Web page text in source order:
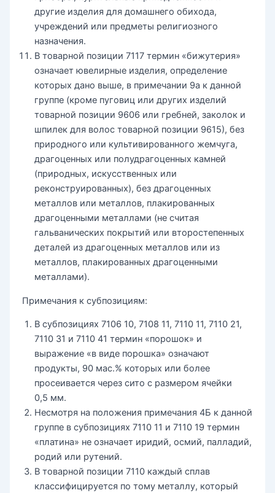
другие изделия для домашнего обихода,
учреждений или предметы религиозного
назначения.
В товарной позиции 7117 термин «бижутерия»
означает ювелирные изделия, определение
которых дано выше, в примечании 9а к данной
группе (кроме пуговиц или других изделий
товарной позиции 9606 или гребней, заколок и
шпилек для волос товарной позиции 9615), без
природного или культивированного жемчуга,
драгоценных или полудрагоценных камней
(природных, искусственных или
реконструированных), без драгоценных
металлов или металлов, плакированных
драгоценными металлами (не считая
гальванических покрытий или второстепенных
деталей из драгоценных металлов или из
металлов, плакированных драгоценными
металлами).
Примечания к субпозициям:
В субпозициях 7106 10, 7108 11, 7110 11, 7110 21,
7110 31 и 7110 41 термин «порошок» и
выражение «в виде порошка» означают
продукты, 90 мас.% которых или более
просеивается через сито с размером ячейки
0,5 мм.
Несмотря на положения примечания 4Б к данной
группе в субпозициях 7110 11 и 7110 19 термин
«платина» не означает иридий, осмий, палладий,
родий или рутений.
В товарной позиции 7110 каждый сплав
классифицируется по тому металлу, который